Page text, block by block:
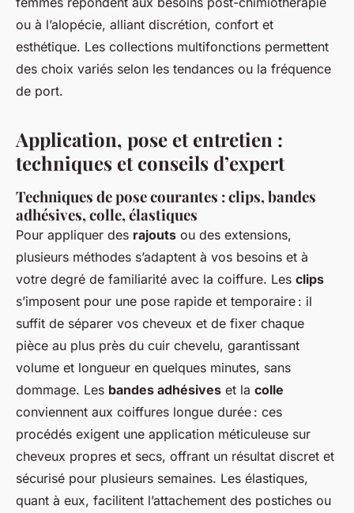
ou à l’alopécie, alliant discrétion, confort et
esthétique. Les collections multifonctions permettent
des choix variés selon les tendances ou la fréquence
de port.
Application, pose et entretien :
techniques et conseils d’expert
Techniques de pose courantes : clips, bandes
adhésives, colle, élastiques
Pour appliquer des rajouts ou des extensions,
plusieurs méthodes s’adaptent à vos besoins et à
votre degré de familiarité avec la coiffure. Les clips
s’imposent pour une pose rapide et temporaire : il
suffit de séparer vos cheveux et de fixer chaque
pièce au plus près du cuir chevelu, garantissant
volume et longueur en quelques minutes, sans
dommage. Les bandes adhésives et la colle
conviennent aux coiffures longue durée : ces
procédés exigent une application méticuleuse sur
cheveux propres et secs, offrant un résultat discret et
sécurisé pour plusieurs semaines. Les élastiques,
quant à eux, facilitent l’attachement des postiches ou